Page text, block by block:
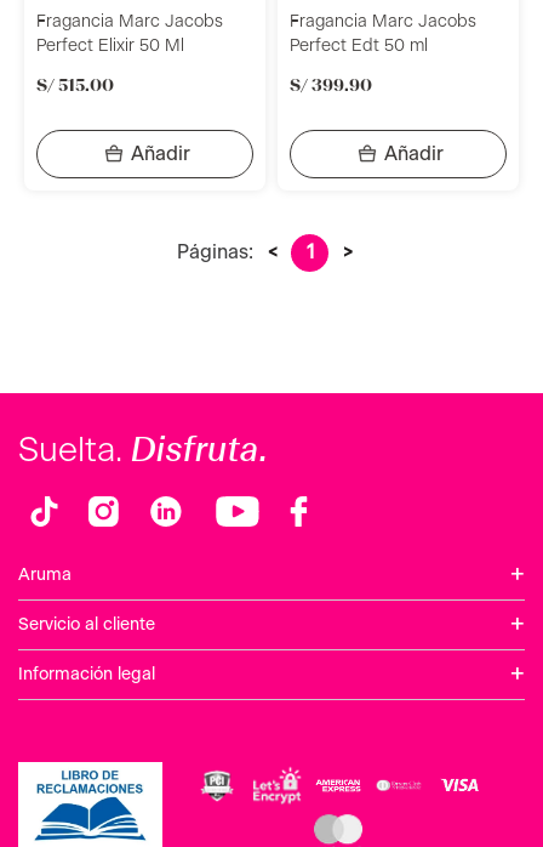
Fragancia Marc Jacobs
Perfect Elixir 50 Ml
S/ 515.00
Fragancia Marc Jacobs
Perfect Edt 50 ml
S/ 399.90
Páginas: < 1 >
Suelta. Disfruta.
Aruma +
Servicio al cliente +
Información legal +